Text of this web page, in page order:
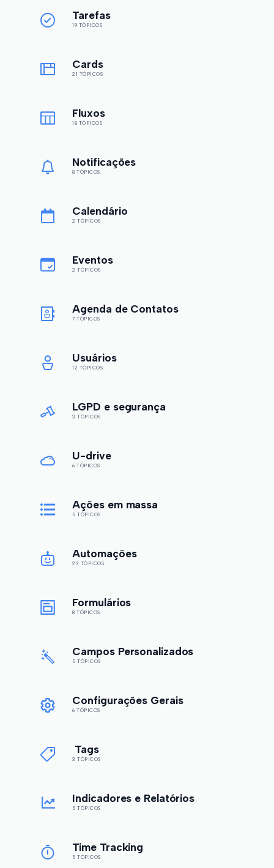
Tarefas
19 TÓPICOS
Cards
21 TÓPICOS
Fluxos
18 TÓPICOS
Notificações
8 TÓPICOS
Calendário
2 TÓPICOS
Eventos
2 TÓPICOS
Agenda de Contatos
7 TÓPICOS
Usuários
12 TÓPICOS
LGPD e segurança
3 TÓPICOS
U-drive
6 TÓPICOS
Ações em massa
5 TÓPICOS
Automações
23 TÓPICOS
Formulários
8 TÓPICOS
Campos Personalizados
5 TÓPICOS
Configurações Gerais
6 TÓPICOS
Tags
3 TÓPICOS
Indicadores e Relatórios
5 TÓPICOS
Time Tracking
5 TÓPICOS